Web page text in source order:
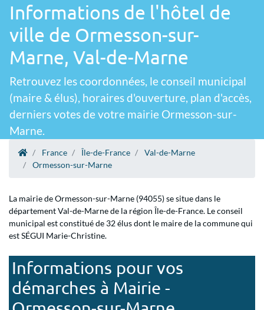
Informations de l'hôtel de
ville de Ormesson-sur-
Marne, Val-de-Marne
Retrouvez les coordonnées, le conseil municipal
(maire & élus), horaires d'ouverture, plan d'accès,
derniers votes de votre mairie Ormesson-sur-
Marne.
France Île-de-France
Val-de-Marne
Ormesson-sur-Marne
La mairie de Ormesson-sur-Marne (94055) se situe dans le
département Val-de-Marne de la région Île-de-France. Le conseil
municipal est constitué de 32 élus dont le maire de la commune qui
est SÉGUI Marie-Christine.
Informations pour vos
démarches à Mairie -